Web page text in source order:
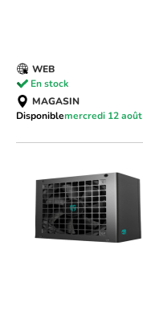
WEB
En stock
MAGASIN
Disponiblemercredi 12 août